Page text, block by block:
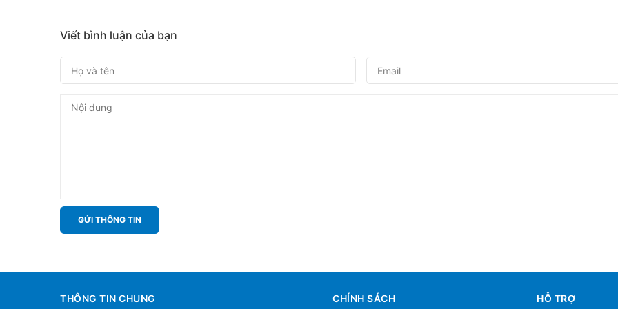
Viết bình luận của bạn
GỬI THÔNG TIN
THÔNG TIN CHUNG CHÍNH SÁCH HỖ TRỢ